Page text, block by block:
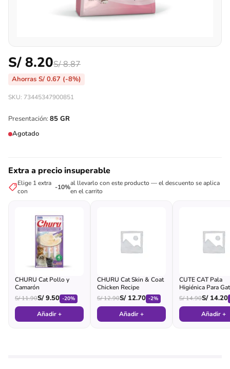
S/ 8.20S/8.87
Ahorras S/ 0.67 (-8%)
SKU: 73445347900851
Presentación: 85 GR
Agotado
Extra a precio insuperable
Elige 1 extra
con
-10%al llevarlo con este producto — el descuento se aplica
en el carrito
CHURU Cat Pollo y
Camarón
S/11.90S/9.50 -20%
Añadir +
CHURU Cat Skin & Coat
Chicken Recipe
S/12.90S/12.70 -2%
Añadir +
CUTE CAT Pala
Higiénica Para
(morada)
S/14.90S/14.20
Añadir +